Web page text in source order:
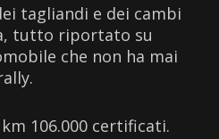
tagliandi e dei cambi
tutto riportato su
che non ha mai
106.000 certificati.